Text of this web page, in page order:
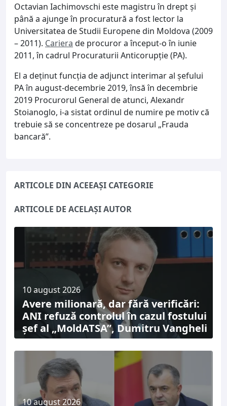
Octavian Iachimovschi este magistru în drept şi
până a ajunge în procuratură a fost lector la
Universitatea de Studii Europene din Moldova (2009
– 2011). Cariera de procuror a început-o în iunie
2011, în cadrul Procuraturii Anticorupție (PA).
El a deținut funcția de adjunct interimar al șefului
PA în august-decembrie 2019, însă în decembrie
2019 Procurorul General de atunci, Alexandr
Stoianoglo, i-a sistat ordinul de numire pe motiv că
trebuie să se concentreze pe dosarul „Frauda
bancară”.
ARTICOLE DIN ACEEAȘI CATEGORIE
ARTICOLE DE ACELAȘI AUTOR
10 august 2026
Avere milionară, dar fără verificări:
ANI refuză controlul în cazul fostului
șef al „MoldATSA”, Dumitru Vangheli
10 august 2026